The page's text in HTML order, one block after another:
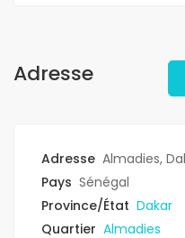
Adresse
Adresse Almadies,
Pays Sénégal
Province/État Dakar
Quartier Almadies